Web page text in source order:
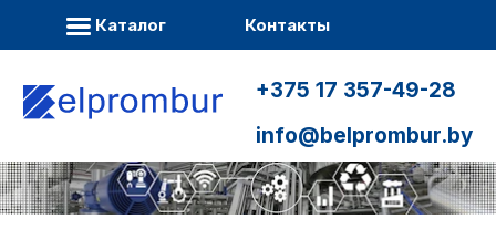
Каталог Контакты
+375 17 357-49-28
info@belprombur.by